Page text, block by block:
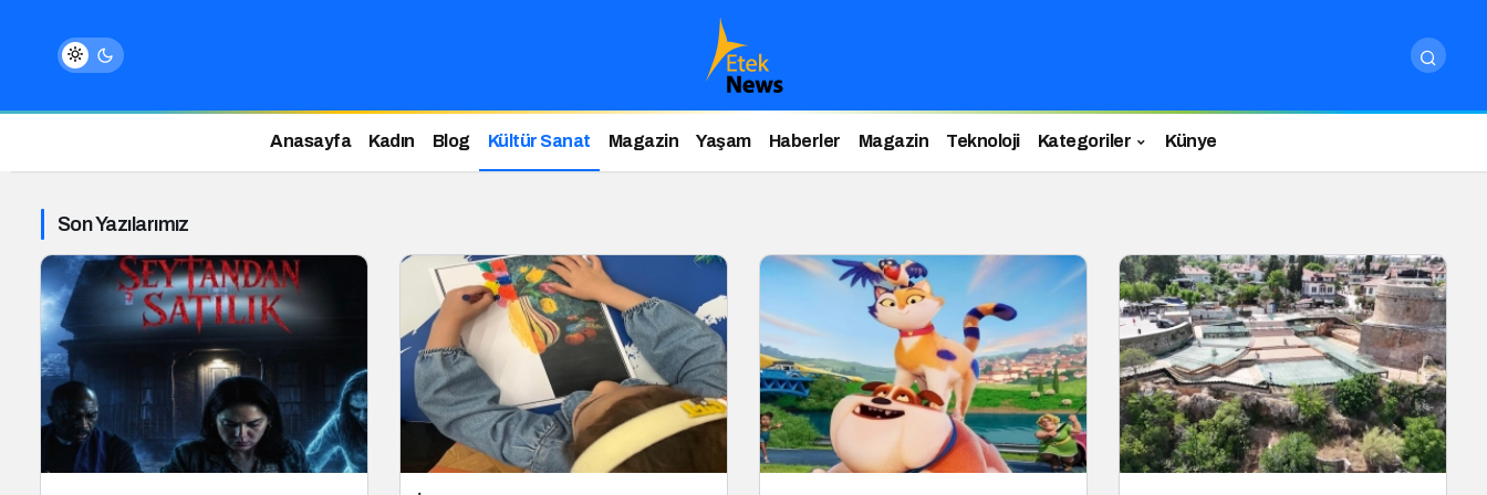
Anasayfa Kadın Blog Kültür Sanat Magazin Yaşam Haberler Magazin Teknoloji Kategoriler Künye
Son Yazılarımız